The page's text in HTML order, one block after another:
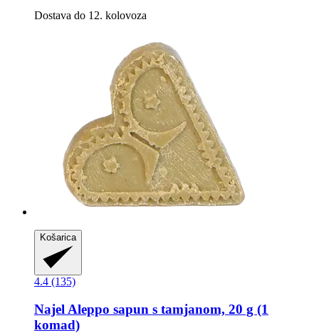
Dostava do 12. kolovoza
Košarica
4.4 (135)
Najel Aleppo sapun s tamjanom, 20 g (1
komad)